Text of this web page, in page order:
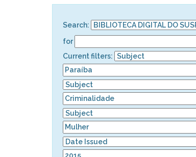
Search:
for
Current filters: